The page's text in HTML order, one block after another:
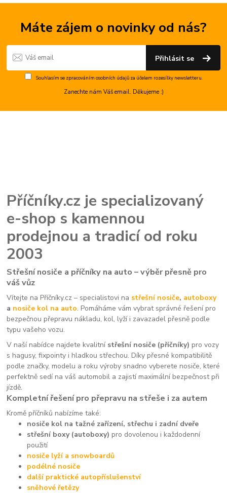
Máte zájem o novinky od nás?
Přihlásit se
Souhlasím se zpracováním osobních údajůza účelem rozesílky newsletteru.
Zanechte nám Váš email. Děkujeme :)
Příčníky.cz je specializovaný
e-shop s kamennou
prodejnou a tradicí od roku
2003
Střešní nosiče a příčníky na auto – výběr přesně pro
váš vůz
Vítejte na Příčníky.cz – specialistovi na střešní nosiče, autoboxy
a nosiče kol na auto. Pomáháme vám vybrat správné řešení pro
bezpečnou přepravu nákladu, kol, lyží i zavazadel přesně podle
typu vašeho vozu.
V naší nabídce najdete kvalitní střešní nosiče (příčníky) pro vozy
s hagusy, fixpointy i hladkou střechou. Díky přesné kompatibilitě
podle značky, modelu a roku výroby snadno vyberete nosiče, které
perfektně sedí na váš automobil a zajistí maximální bezpečnost při
jízdě.
Kompletní řešení pro přepravu na střeše i za autem
Kromě příčníků nabízíme také:
nosiče kol na tažné zařízení, střechu i zadní dveře
střešní boxy (autoboxy) pro dovolenou i každodenní
použití
nosiče lyží a snowboardů
podélné nosiče
další praktické autopříslušenství
sněhové řetězy